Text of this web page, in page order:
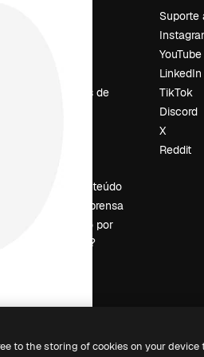
Tendências de
Vender conteúdo
Sala de imprensa
Procurando por
magnific.ai?
Suporte
YouTube
LinkedIn
TikTok
Discord
X
Reddit
to the storing of cookies on your device